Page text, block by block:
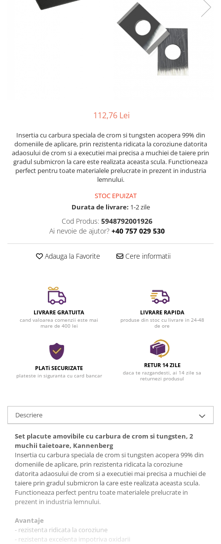
112,76 Lei
Insertia cu carbura speciala de crom si tungsten acopera 99% din
domeniile de aplicare, prin rezistenta ridicata la coroziune datorita
adaosului de crom si a executiei mai precisa a muchiei de taiere prin
gradul submicron la care este realizata aceasta scula. Functioneaza
perfect pentru toate materialele prelucrate in prezent in industria
lemnului.
STOC EPUIZAT
Durata de livrare: 1-2 zile
Cod Produs: 5948792001926
Ai nevoie de ajutor? +40 757 029 530
Adauga la Favorite Cere informatii
LIVRARE GRATUITA
cand valoarea comenzii este mai
mare de 400 lei
LIVRARE RAPIDA
produse din stoc cu livrare in 24-48
de ore
PLATi SECURIZATE
plateste in siguranta cu card bancar
RETUR 14 ZILE
daca te razgandesti, ai 14 zile sa
returnezi produsul
Descriere
Set placute amovibile cu carbura de crom si tungsten, 2
muchii taietoare, Kannenberg
Insertia cu carbura speciala de crom si tungsten acopera 99% din
domeniile de aplicare, prin rezistenta ridicata la coroziune
datorita adaosului de crom si a executiei mai precisa a muchiei de
taiere prin gradul submicron la care este realizata aceasta scula.
Functioneaza perfect pentru toate materialele prelucrate in
prezent in industria lemnului.
Avantaje
- rezistenta ridicata la coroziune
- rezistenta excelenta impotriva oxidarii